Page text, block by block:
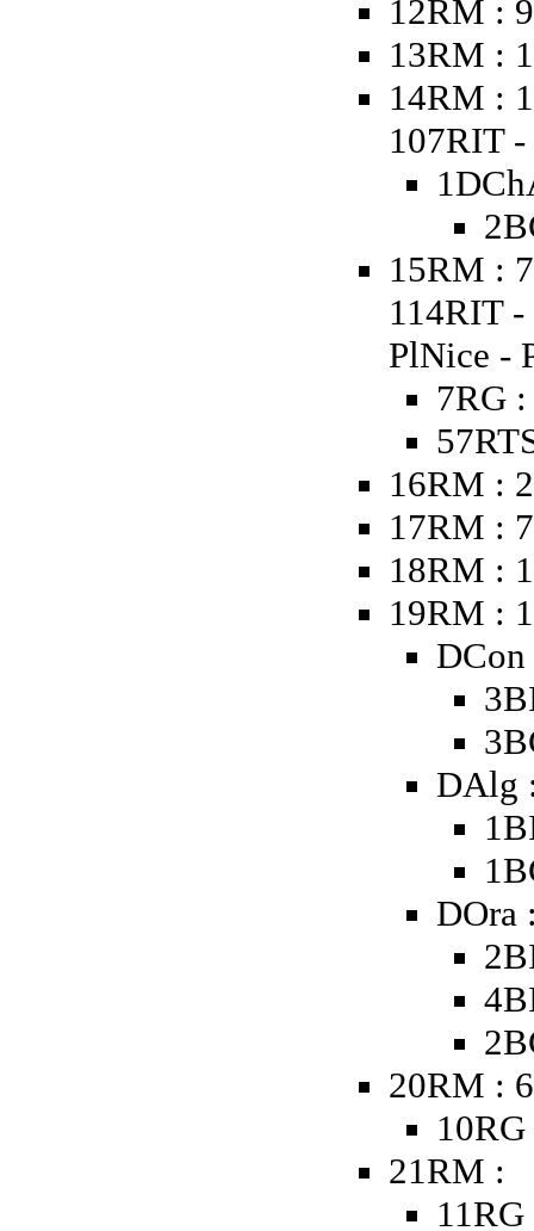
12RM :
13RM :
14RM :
107RIT
15RM :
114RIT
PlNice -
7RG
16RM :
17RM :
18RM :
19RM :
DCon
DAlg
DOra
20RM :
21RM :